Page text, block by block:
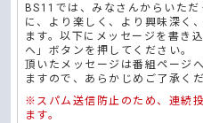
BS11では、みなさんからいた
に、より楽しく、より興味深く
ます。以下にメッセージを書き
へ」ボタンを押してください。
頂いたメッセージは番組ページ
ますので、あらかじめご了承くだ
※スパム送信防止のため、連続
ます。